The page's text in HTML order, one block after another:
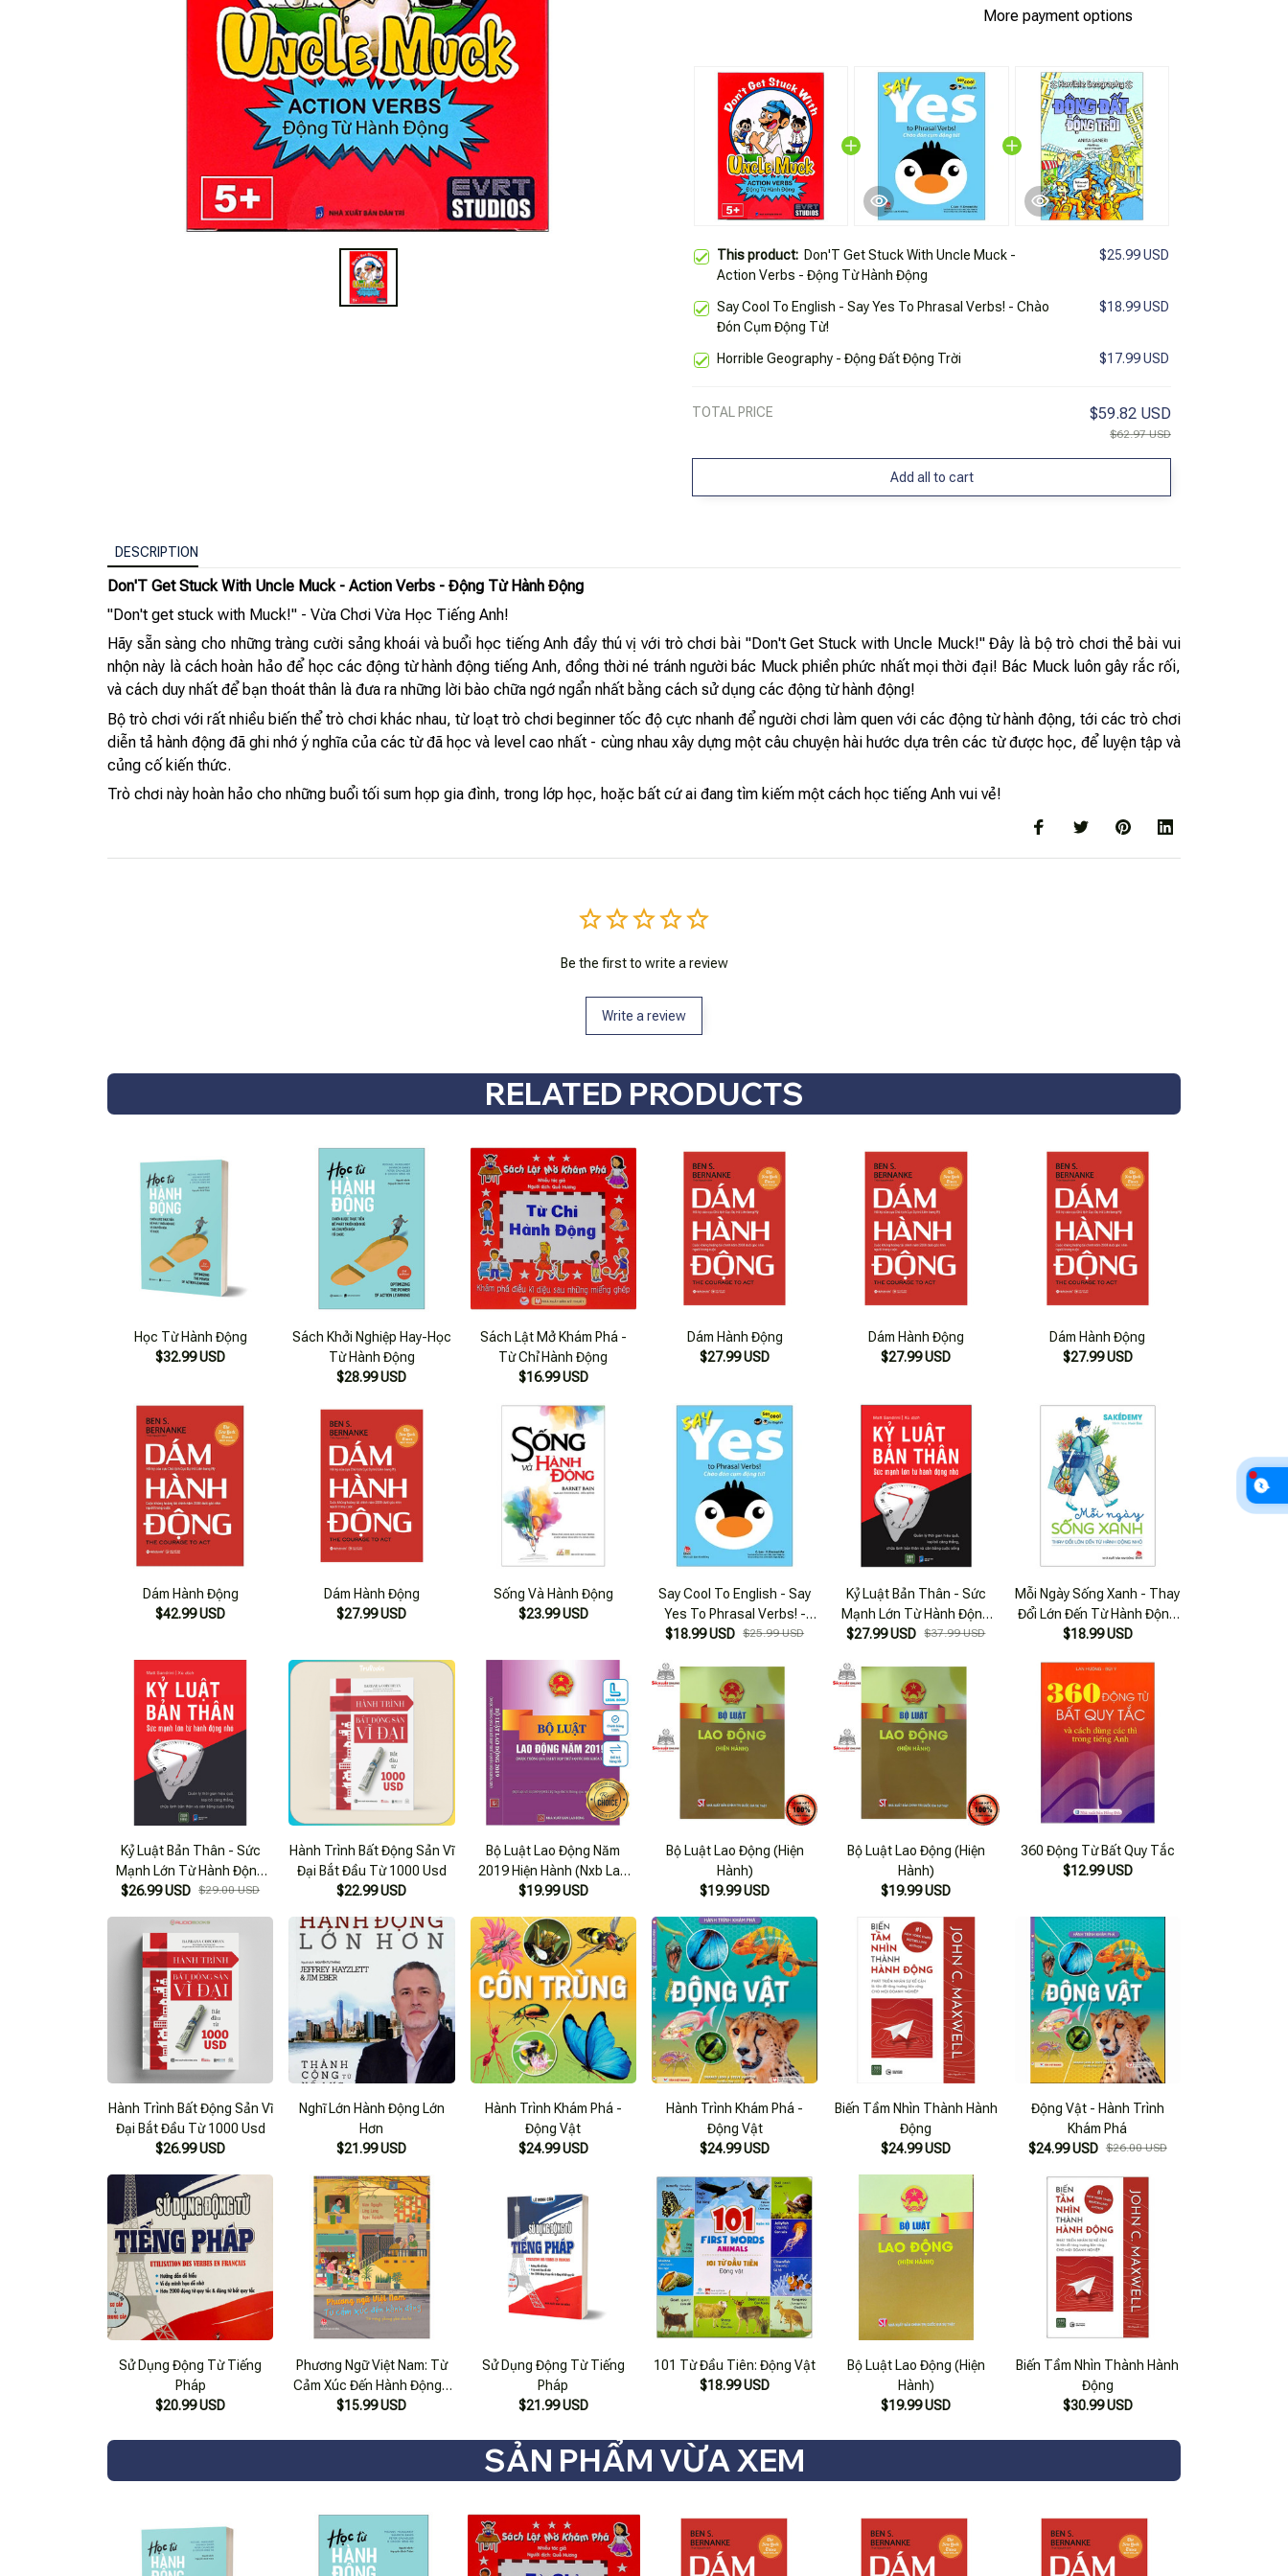
More payment options
This product: Don'T Get Stuck With Uncle Muck -
Action Verbs - Động Từ Hành Động
$25.99 USD
Say Cool To English - Say Yes To Phrasal Verbs! - Chào
Đón Cụm Động Từ!
$18.99 USD
Horrible Geography - Động Đất Động Trời $17.99 USD
TOTAL PRICE $59.82 USD
$62.97 USD
Add all to cart
DESCRIPTION
Don'T Get Stuck With Uncle Muck - Action Verbs - Động Từ Hành Động
"Don't get stuck with Muck!" - Vừa Chơi Vừa Học Tiếng Anh!
Hãy sẵn sàng cho những tràng cười sảng khoái và buổi học tiếng Anh đầy thú vị với trò chơi bài "Don't Get Stuck with Uncle Muck!" Đây là bộ trò chơi thẻ bài vui
nhộn này là cách hoàn hảo để học các động từ hành động tiếng Anh, đồng thời né tránh người bác Muck phiền phức nhất mọi thời đại! Bác Muck luôn gây rắc rối,
và cách duy nhất để bạn thoát thân là đưa ra những lời bào chữa ngớ ngẩn nhất bằng cách sử dụng các động từ hành động!
Bộ trò chơi với rất nhiều biến thể trò chơi khác nhau, từ loạt trò chơi beginner tốc độ cực nhanh để người chơi làm quen với các động từ hành động, tới các trò chơi
diễn tả hành động đã ghi nhớ ý nghĩa của các từ đã học và level cao nhất - cùng nhau xây dựng một câu chuyện hài hước dựa trên các từ được học, để luyện tập và
củng cố kiến thức.
Trò chơi này hoàn hảo cho những buổi tối sum họp gia đình, trong lớp học, hoặc bất cứ ai đang tìm kiếm một cách học tiếng Anh vui vẻ!
Be the first to write a review
Write a review
RELATED PRODUCTS
Học Từ Hành Động
$32.99 USD
Sách Khởi Nghiệp Hay-Học
Từ Hành Động
$28.99 USD
Sách Lật Mở Khám Phá -
Từ Chỉ Hành Động
$16.99 USD
Dám Hành Động
$27.99 USD
Dám Hành Động
$27.99 USD
Dám Hành Động
$27.99 USD
Dám Hành Động
$42.99 USD
Dám Hành Động
$27.99 USD
Sống Và Hành Động
$23.99 USD
Say Cool To English - Say
Yes To Phrasal Verbs! -
Chào Đón Cụm Động Từ!
$18.99 USD $25.99 USD
Kỷ Luật Bản Thân - Sức
Mạnh Lớn Từ Hành Động
Nhỏ
$27.99 USD $37.99 USD
Mỗi Ngày Sống Xanh - Thay
Đổi Lớn Đến Từ Hành Động
Nhỏ
$18.99 USD
Kỷ Luật Bản Thân - Sức
Mạnh Lớn Từ Hành Động
Nhỏ
$26.99 USD $29.00 USD
Hành Trình Bất Động Sản Vĩ
Đại Bắt Đầu Từ 1000 Usd
$22.99 USD
Bộ Luật Lao Động Năm
2019 Hiện Hành (Nxb Lao
Động)
$19.99 USD
Bộ Luật Lao Động (Hiện
Hành)
$19.99 USD
Bộ Luật Lao Động (Hiện
Hành)
$19.99 USD
360 Động Từ Bất Quy Tắc
$12.99 USD
Hành Trình Bất Động Sản Vĩ
Đại Bắt Đầu Từ 1000 Usd
$26.99 USD
Nghĩ Lớn Hành Động Lớn
Hơn
$21.99 USD
Hành Trình Khám Phá -
Động Vật
$24.99 USD
Hành Trình Khám Phá -
Động Vật
$24.99 USD
Biến Tầm Nhìn Thành Hành
Động
$24.99 USD
Động Vật - Hành Trình
Khám Phá
$24.99 USD $26.00 USD
Sử Dụng Động Từ Tiếng
Pháp
$20.99 USD
Phương Ngữ Việt Nam: Từ
Cảm Xúc Đến Hành Động -
Từ Vựng Phong Phú Cho Bé
$15.99 USD
Sử Dụng Động Từ Tiếng
Pháp
$21.99 USD
101 Từ Đầu Tiên: Động Vật
$18.99 USD
Bộ Luật Lao Động (Hiện
Hành)
$19.99 USD
Biến Tầm Nhìn Thành Hành
Động
$30.99 USD
SẢN PHẨM VỪA XEM